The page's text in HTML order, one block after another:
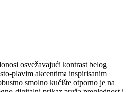
osvežavajući kontrast belog
plavim akcentima inspirisanim
smolno kućište otporno je na